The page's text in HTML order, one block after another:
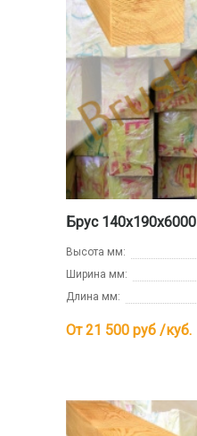
Брус 140х190х6000
Высота мм:
Ширина мм:
Длина мм:
От 21 500 руб /куб.